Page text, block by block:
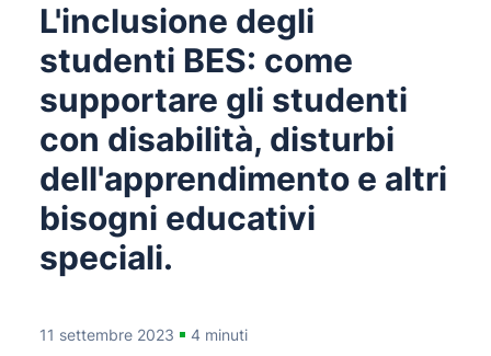
L'inclusione degli
studenti BES: come
supportare gli studenti
con disabilità, disturbi
dell'apprendimento e altri
bisogni educativi
speciali.
11 settembre 2023 4 minuti